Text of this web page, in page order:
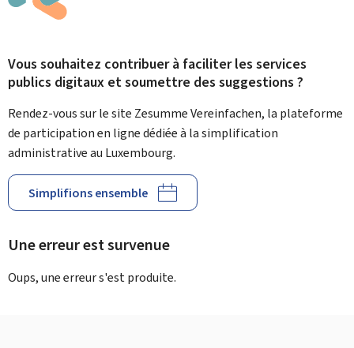
Vous souhaitez contribuer à faciliter les services
publics digitaux et soumettre des suggestions ?
Rendez-vous sur le site Zesumme Vereinfachen, la plateforme
de participation en ligne dédiée à la simplification
administrative au Luxembourg.
Simplifions ensemble
Une erreur est survenue
Oups, une erreur s'est produite.